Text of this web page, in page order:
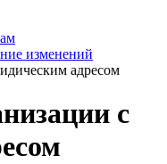
изменений
адресом
с